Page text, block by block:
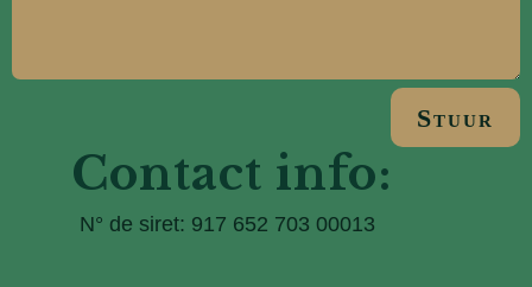
Stuur
Contact info:
N° de siret: 917 652 703 00013